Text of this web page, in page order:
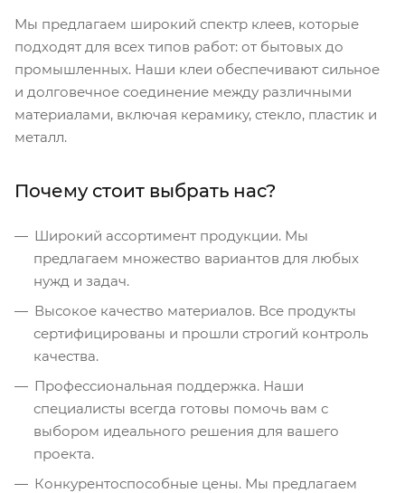
Мы предлагаем широкий спектр клеев, которые
подходят для всех типов работ: от бытовых до
промышленных. Наши клеи обеспечивают сильное
и долговечное соединение между различными
материалами, включая керамику, стекло, пластик и
металл.
Почему стоит выбрать нас?
Широкий ассортимент продукции. Мы
предлагаем множество вариантов для любых
нужд и задач.
Высокое качество материалов. Все продукты
сертифицированы и прошли строгий контроль
качества.
Профессиональная поддержка. Наши
специалисты всегда готовы помочь вам с
выбором идеального решения для вашего
проекта.
Конкурентоспособные цены. Мы предлагаем